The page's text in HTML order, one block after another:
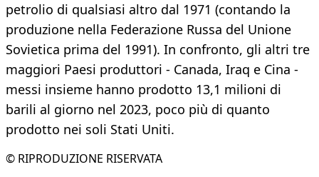
petrolio di qualsiasi altro dal 1971 (contando la
produzione nella Federazione Russa del Unione
Sovietica prima del 1991). In confronto, gli altri tre
maggiori Paesi produttori - Canada, Iraq e Cina -
messi insieme hanno prodotto 13,1 milioni di
barili al giorno nel 2023, poco più di quanto
prodotto nei soli Stati Uniti.
© RIPRODUZIONE RISERVATA